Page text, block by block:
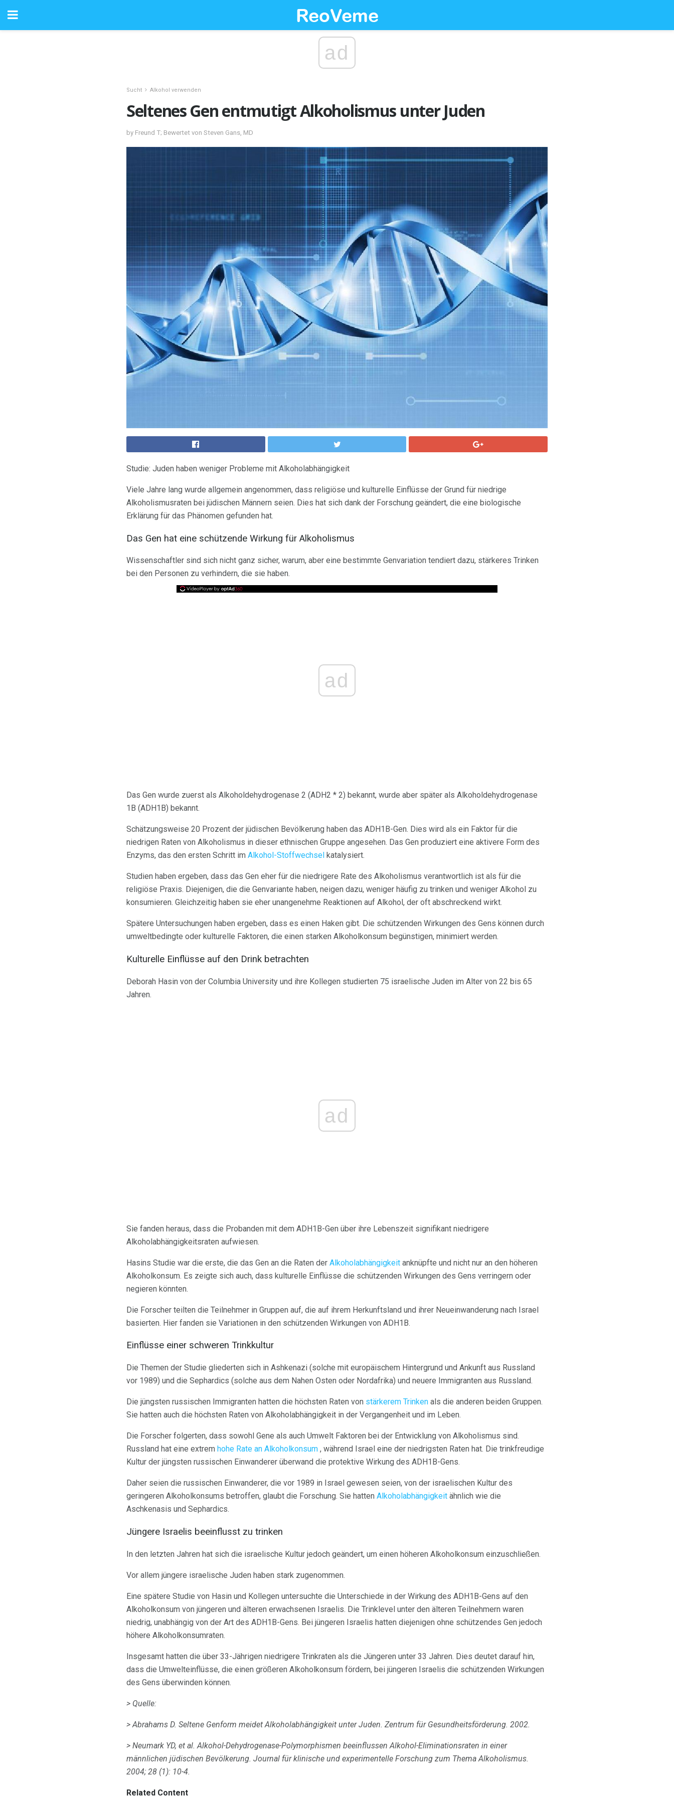
ad
Sucht Alkohol verwenden
Seltenes Gen entmutigt Alkoholismus unter Juden
by Freund T; Bewertet von Steven Gans, MD
Studie: Juden haben weniger Probleme mit Alkoholabhängigkeit
Viele Jahre lang wurde allgemein angenommen, dass religiöse und kulturelle Einflüsse der Grund für niedrige
Alkoholismusraten bei jüdischen Männern seien. Dies hat sich dank der Forschung geändert, die eine biologische
Erklärung für das Phänomen gefunden hat.
Das Gen hat eine schützende Wirkung für Alkoholismus
Wissenschaftler sind sich nicht ganz sicher, warum, aber eine bestimmte Genvariation tendiert dazu, stärkeres Trinken
bei den Personen zu verhindern, die sie haben.
ad
Das Gen wurde zuerst als Alkoholdehydrogenase 2 (ADH2 * 2) bekannt, wurde aber später als Alkoholdehydrogenase
1B (ADH1B) bekannt.
Schätzungsweise 20 Prozent der jüdischen Bevölkerung haben das ADH1B-Gen. Dies wird als ein Faktor für die
niedrigen Raten von Alkoholismus in dieser ethnischen Gruppe angesehen. Das Gen produziert eine aktivere Form des
Enzyms, das den ersten Schritt im Alkohol-Stoffwechsel katalysiert.
Studien haben ergeben, dass das Gen eher für die niedrigere Rate des Alkoholismus verantwortlich ist als für die
religiöse Praxis. Diejenigen, die die Genvariante haben, neigen dazu, weniger häufig zu trinken und weniger Alkohol zu
konsumieren. Gleichzeitig haben sie eher unangenehme Reaktionen auf Alkohol, der oft abschreckend wirkt.
Spätere Untersuchungen haben ergeben, dass es einen Haken gibt. Die schützenden Wirkungen des Gens können durch
umweltbedingte oder kulturelle Faktoren, die einen starken Alkoholkonsum begünstigen, minimiert werden.
Kulturelle Einflüsse auf den Drink betrachten
Deborah Hasin von der Columbia University und ihre Kollegen studierten 75 israelische Juden im Alter von 22 bis 65
Jahren.
ad
Sie fanden heraus, dass die Probanden mit dem ADH1B-Gen über ihre Lebenszeit signifikant niedrigere
Alkoholabhängigkeitsraten aufwiesen.
Hasins Studie war die erste, die das Gen an die Raten der Alkoholabhängigkeit anknüpfte und nicht nur an den höheren
Alkoholkonsum. Es zeigte sich auch, dass kulturelle Einflüsse die schützenden Wirkungen des Gens verringern oder
negieren könnten.
Die Forscher teilten die Teilnehmer in Gruppen auf, die auf ihrem Herkunftsland und ihrer Neueinwanderung nach Israel
basierten. Hier fanden sie Variationen in den schützenden Wirkungen von ADH1B.
Einflüsse einer schweren Trinkkultur
Die Themen der Studie gliederten sich in Ashkenazi (solche mit europäischem Hintergrund und Ankunft aus Russland
vor 1989) und die Sephardics (solche aus dem Nahen Osten oder Nordafrika) und neuere Immigranten aus Russland.
Die jüngsten russischen Immigranten hatten die höchsten Raten von stärkerem Trinken als die anderen beiden Gruppen.
Sie hatten auch die höchsten Raten von Alkoholabhängigkeit in der Vergangenheit und im Leben.
Die Forscher folgerten, dass sowohl Gene als auch Umwelt Faktoren bei der Entwicklung von Alkoholismus sind.
Russland hat eine extrem hohe Rate an Alkoholkonsum , während Israel eine der niedrigsten Raten hat. Die trinkfreudige
Kultur der jüngsten russischen Einwanderer überwand die protektive Wirkung des ADH1B-Gens.
Daher seien die russischen Einwanderer, die vor 1989 in Israel gewesen seien, von der israelischen Kultur des
geringeren Alkoholkonsums betroffen, glaubt die Forschung. Sie hatten Alkoholabhängigkeit ähnlich wie die
Aschkenasis und Sephardics.
Jüngere Israelis beeinflusst zu trinken
In den letzten Jahren hat sich die israelische Kultur jedoch geändert, um einen höheren Alkoholkonsum einzuschließen.
Vor allem jüngere israelische Juden haben stark zugenommen.
Eine spätere Studie von Hasin und Kollegen untersuchte die Unterschiede in der Wirkung des ADH1B-Gens auf den
Alkoholkonsum von jüngeren und älteren erwachsenen Israelis. Die Trinklevel unter den älteren Teilnehmern waren
niedrig, unabhängig von der Art des ADH1B-Gens. Bei jüngeren Israelis hatten diejenigen ohne schützendes Gen jedoch
höhere Alkoholkonsumraten.
Insgesamt hatten die über 33-Jährigen niedrigere Trinkraten als die Jüngeren unter 33 Jahren. Dies deutet darauf hin,
dass die Umwelteinflüsse, die einen größeren Alkoholkonsum fördern, bei jüngeren Israelis die schützenden Wirkungen
des Gens überwinden können.
> Quelle:
> Abrahams D. Seltene Genform meidet Alkoholabhängigkeit unter Juden. Zentrum für Gesundheitsförderung. 2002.
> Neumark YD, et al. Alkohol-Dehydrogenase-Polymorphismen beeinflussen Alkohol-Eliminationsraten in einer
männlichen jüdischen Bevölkerung. Journal für klinische und experimentelle Forschung zum Thema Alkoholismus.
2004; 28 (1): 10-4.
Related Content